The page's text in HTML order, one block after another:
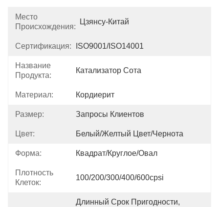
Место
Происхождения:
Цзянсу-Китай
Сертификация: ISO9001/ISO14001
Название
Продукта:
Катализатор Сота
Материал: Кордиерит
Размер: Запросы Клиентов
Цвет: Белый/желтый Цвет/чернота
Форма: Квадрат/круглое/овал
Плотность
Клеток:
100/200/300/400/600cpsi
Длинный Срок Пригодности,